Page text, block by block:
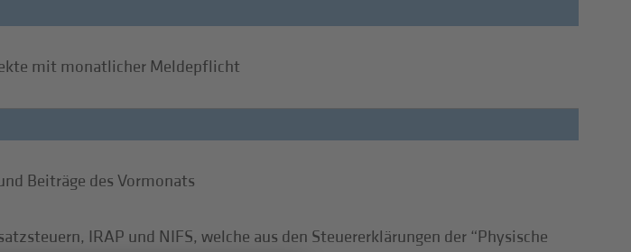
mit monatlicher Meldepflicht
Beiträge des Vormonats
IRAP und NIFS, welche aus den Steuererklärungen der “Physische